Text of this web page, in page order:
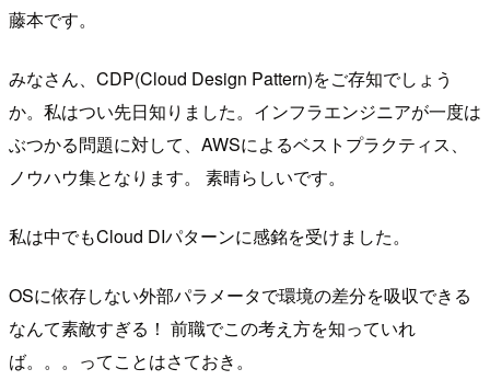
藤本です。
みなさん、CDP(Cloud Design Pattern)をご存知でしょう
か。私はつい先日知りました。インフラエンジニアが一度は
ぶつかる問題に対して、AWSによるベストプラクティス、
ノウハウ集となります。 素晴らしいです。
私は中でもCloud DIパターンに感銘を受けました。
OSに依存しない外部パラメータで環境の差分を吸収できる
なんて素敵すぎる！ 前職でこの考え方を知っていれ
ば。。。ってことはさておき。